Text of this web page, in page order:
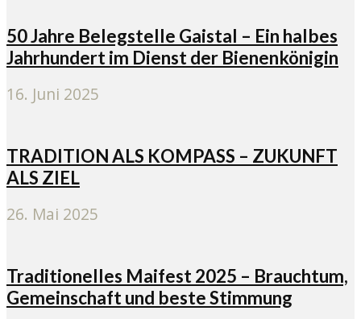
50 Jahre Belegstelle Gaistal – Ein halbes
Jahrhundert im Dienst der Bienenkönigin
16. Juni 2025
TRADITION ALS KOMPASS – ZUKUNFT
ALS ZIEL
26. Mai 2025
Traditionelles Maifest 2025 – Brauchtum,
Gemeinschaft und beste Stimmung